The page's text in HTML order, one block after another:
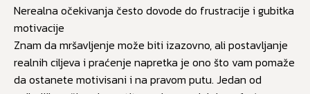
Nerealna očekivanja često dovode do frustracije i gubitka
motivacije
Znam da mršavljenje može biti izazovno, ali postavljanje
realnih ciljeva i praćenje napretka je ono što vam pomaže
da ostanete motivisani i na pravom putu. Jedan od